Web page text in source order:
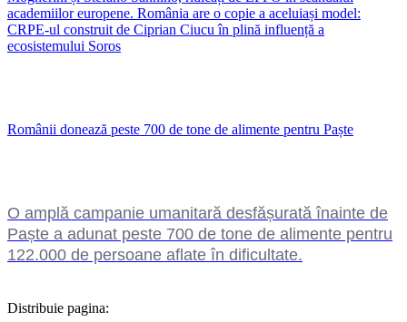
academiilor europene. România are o copie a aceluiași model:
CRPE-ul construit de Ciprian Ciucu în plină influență a
ecosistemului Soros
Românii donează peste 700 de tone de alimente pentru Paște
O amplă campanie umanitară desfășurată înainte de
Paște a adunat peste 700 de tone de alimente pentru
122.000 de persoane aflate în dificultate.
Distribuie pagina: